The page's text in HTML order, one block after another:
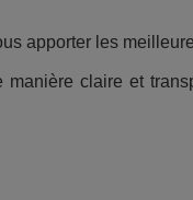
apporter les
claire et